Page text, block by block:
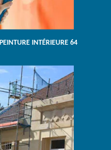
PEINTURE INTÉRIEURE 64